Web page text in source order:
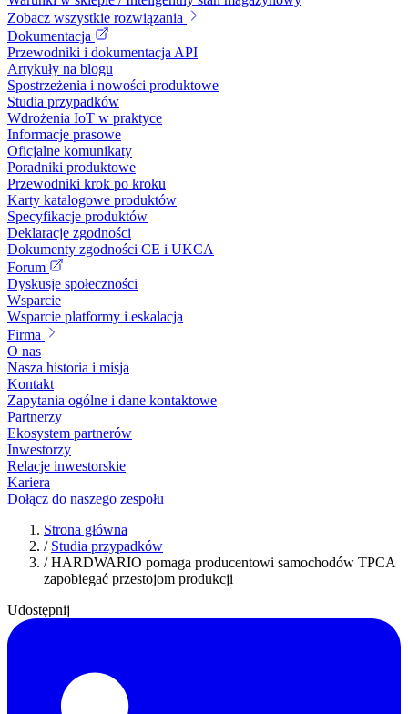
Zobacz wszystkie rozwiązania
Dokumentacja
Przewodniki i dokumentacja API
Artykuły na blogu
Spostrzeżenia i nowości produktowe
Studia przypadków
Wdrożenia IoT w praktyce
Informacje prasowe
Oficjalne komunikaty
Poradniki produktowe
Przewodniki krok po kroku
Karty katalogowe produktów
Specyfikacje produktów
Deklaracje zgodności
Dokumenty zgodności CE i UKCA
Forum
Dyskusje społeczności
Wsparcie
Wsparcie platformy i eskalacja
Firma
O nas
Nasza historia i misja
Kontakt
Zapytania ogólne i dane kontaktowe
Partnerzy
Ekosystem partnerów
Inwestorzy
Relacje inwestorskie
Kariera
Dołącz do naszego zespołu
Strona główna
/ Studia przypadków
/ HARDWARIO pomaga producentowi samochodów TPCA
zapobiegać przestojom produkcji
Udostępnij